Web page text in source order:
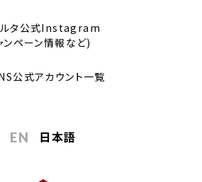
ルタ公式Instagram
ンペーン情報など)
公式アカウント一覧
EN 日本語